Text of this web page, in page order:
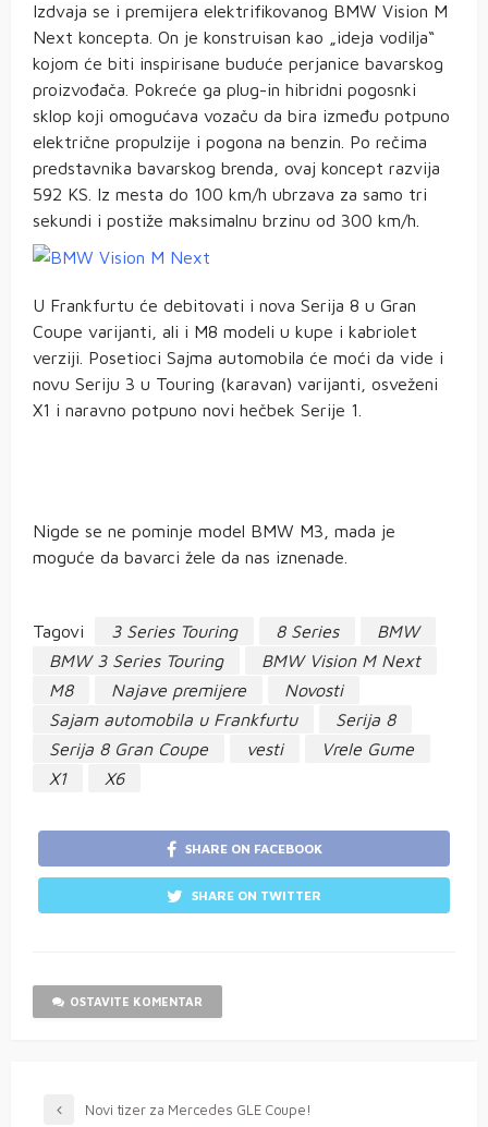
Izdvaja se i premijera elektrifikovanog BMW Vision M
Next koncepta. On je konstruisan kao „ideja vodilja“
kojom će biti inspirisane buduće perjanice bavarskog
proizvođača. Pokreće ga plug-in hibridni pogosnki
sklop koji omogućava vozaču da bira između potpuno
električne propulzije i pogona na benzin. Po rečima
predstavnika bavarskog brenda, ovaj koncept razvija
592 KS. Iz mesta do 100 km/h ubrzava za samo tri
sekundi i postiže maksimalnu brzinu od 300 km/h.
U Frankfurtu će debitovati i nova Serija 8 u Gran
Coupe varijanti, ali i M8 modeli u kupe i kabriolet
verziji. Posetioci Sajma automobila će moći da vide i
novu Seriju 3 u Touring (karavan) varijanti, osveženi
X1 i naravno potpuno novi hečbek Serije 1.
Nigde se ne pominje model BMW M3, mada je
moguće da bavarci žele da nas iznenade.
Tagovi 3 Series Touring 8 Series
BMW
BMW 3 Series Touring
BMW Vision M Next
M8
Najave premijere
Novosti
Sajam automobila u Frankfurtu
Serija 8
Serija 8 Gran Coupe
vesti
Vrele Gume
X1
X6
SHARE ON FACEBOOK
SHARE ON TWITTER
OSTAVITE KOMENTAR
Novi tizer za Mercedes GLE Coupe!